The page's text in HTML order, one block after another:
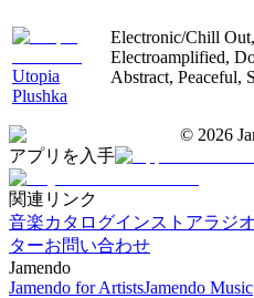
Utopia
Plushka
Electronic/Chill
Electroamplified,
Abstract, Peaceful,
© 2026
アプリを入手
関連リンク
音楽カタログインストアラジオ
ターお問い合わせ
Jamendo
Jamendo for ArtistsJamendo Music